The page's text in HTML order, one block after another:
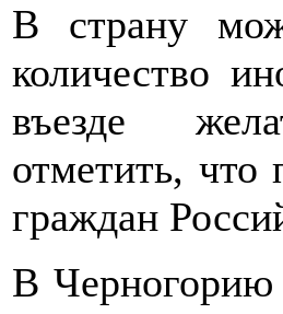
В страну
количество
въезде
отметить,
граждан
В Черногорию